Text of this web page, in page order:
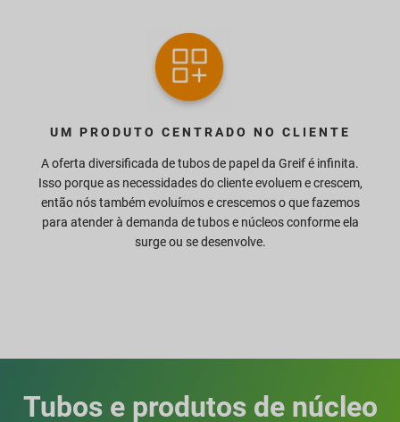
UM PRODUTO CENTRADO NO CLIENTE
A oferta diversificada de tubos de papel da Greif é infinita.
Isso porque as necessidades do cliente evoluem e crescem,
então nós também evoluímos e crescemos o que fazemos
para atender à demanda de tubos e núcleos conforme ela
surge ou se desenvolve.
Tubos e produtos de núcleo